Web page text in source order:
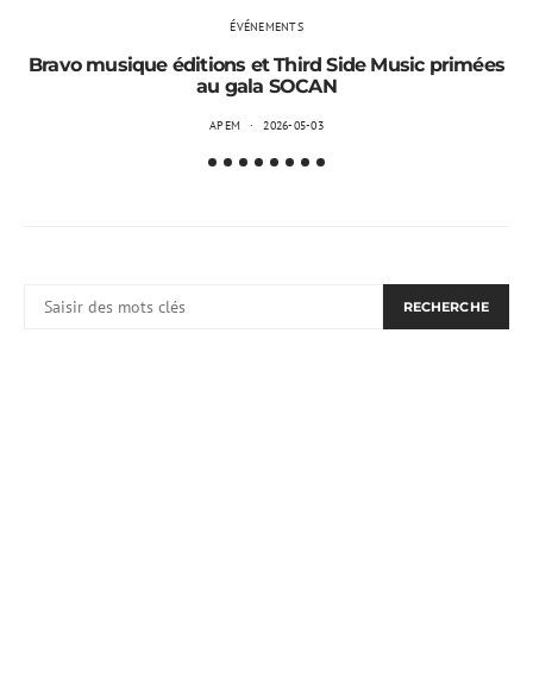
ÉVÉNEMENTS
Bravo musique éditions et Third Side Music primées
au gala SOCAN
APEM 2026-05-03
RECHERCHE